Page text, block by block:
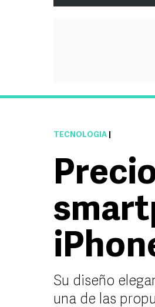
TECNOLOGÍA
Su diseño
una de las